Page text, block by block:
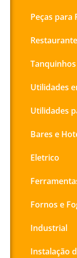
Peças para
Restaurante
Tanquinhos
Utilidades
Utilidades
Bares e
Eletrico
Fornos e
Industrial
Instalação